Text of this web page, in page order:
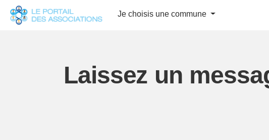
Je choisis une commune
Laissez un
Panneau de gestion des cookies